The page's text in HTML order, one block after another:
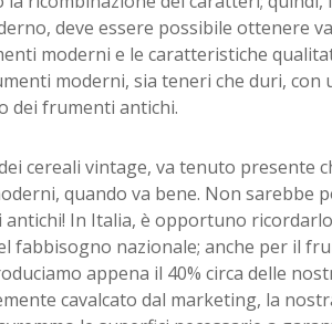
deve essere possibile ottenere
moderni e le caratteristiche
moderni, sia teneri che duri, con
dei frumenti antichi.
cereali vintage, va tenuto presente
quando va bene. Non sarebbe
In Italia, è opportuno
fabbisogno nazionale; anche per il
appena il 40% circa delle
cavalcato dal marketing, la